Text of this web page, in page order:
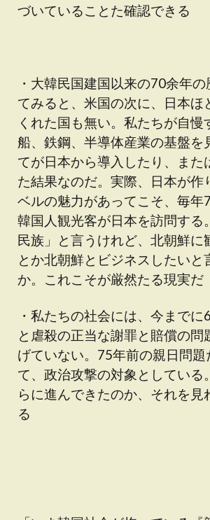
づいていることた確認できる
・大韓民国建国以来の70余年
てみると、米国の次に、日本ほ
くれた国も無い。私たちが自慢
船、鉄鋼、半導体産業の基盤を
てが日本から導入したり、また
た結果なのだ。実際、日本が作
ベルの魅力があってこそ、毎年
韓国人観光客が日本を訪問する
民族」と言うけれど、北朝鮮に
とか北朝鮮とビジネスしたいと
か。これこそが厳然たる現実だ
・私たちの社会には、今まで
と虐殺の正当な謝罪と賠償の問
げていない。75年前の親日問
て、政治攻撃の対象としている
らに進んできたのか、それを見
る